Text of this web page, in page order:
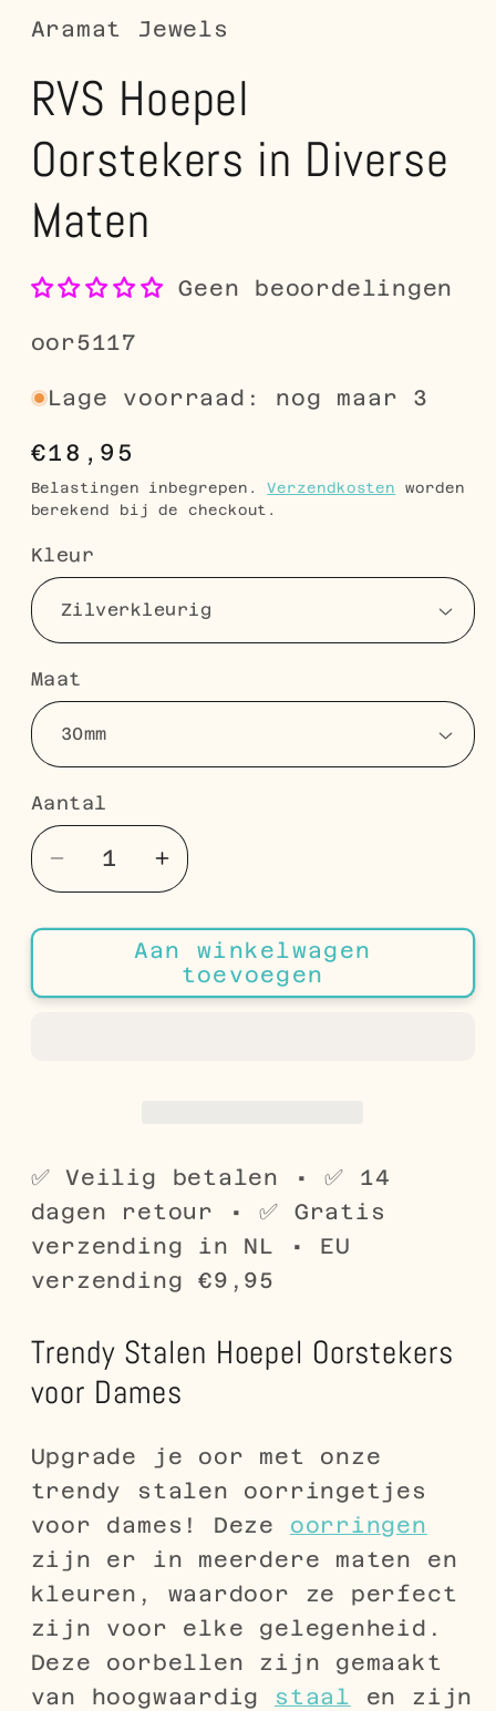
Aramat Jewels
RVS Hoepel
Oorstekers in Diverse
Maten
Geen beoordelingen
SKU:
oor5117
Lage voorraad: nog maar 3
Normale
prijs
€18,95
Belastingen inbegrepen.Verzendkosten worden
berekend bij de checkout.
Kleur
Maat
Aantal
Aantal
Aantal
verlagen
voor
Hoepel
Aantal
verhogen
voor
RVS
Hoepel
Aan winkelwagen
toevoegen
✅ Veilig betalen • ✅ 14
dagen retour • ✅ Gratis
verzending in NL • EU
verzending €9,95
Trendy Stalen Hoepel Oorstekers
voor Dames
Upgrade je oor met onze
trendy stalen oorringetjes
voor dames! Deze oorringen
zijn er in meerdere maten en
kleuren, waardoor ze perfect
zijn voor elke gelegenheid.
Deze oorbellen zijn gemaakt
van hoogwaardig staal en zijn